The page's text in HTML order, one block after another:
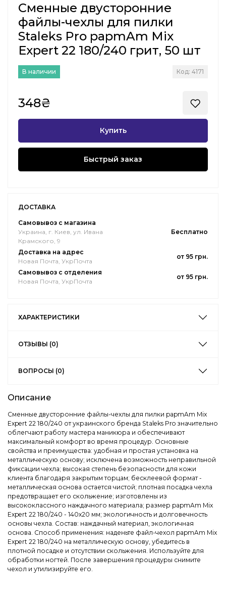
Сменные двусторонние
файлы-чехлы для пилки
Staleks Pro papmAm Mix
Expert 22 180/240 грит, 50 шт
В наличии Код: 4171
348₴
Купить
Быстрый заказ
ДОСТАВКА
Самовывоз с магазина
Украина, г. Киев, ул. Ивана
Крамского, 9
Бесплатно
Доставка на адрес
Новая Почта, УкрПочта
от 95 грн.
Самовывоз с отделения
Новая Почта, УкрПочта
от 95 грн.
ХАРАКТЕРИСТИКИ
ОТЗЫВЫ (0)
ВОПРОСЫ (0)
Описание
Сменные двусторонние файлы-чехлы для пилки papmAm Mix
Expert 22 180/240 от украинского бренда Staleks Pro значительно
облегчают работу мастера маникюра и обеспечивают
максимальный комфорт во время процедур. Основные
свойства и преимущества: удобная и простая установка на
металлическую основу; исключена возможность неправильной
фиксации чехла; высокая степень безопасности для кожи
клиента благодаря закрытым торцам; бесклеевой формат -
металлическая основа остается чистой; плотная посадка чехла
предотвращает его скольжение; изготовлены из
высококлассного наждачного материала; размер papmAm Mix
Expert 22 180/240 - 140х20 мм; экологичность и долговечность
основы чехла. Состав: наждачный материал, экологичная
основа. Способ применения: наденьте файл-чехол papmAm Mix
Expert 22 180/240 на металлическую основу, убедитесь в
плотной посадке и отсутствии скольжения. Используйте для
обработки ногтей. После завершения процедуры снимите
чехол и утилизируйте его.